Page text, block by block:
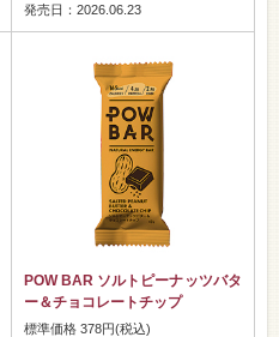
発売日：2026.06.23
POW BAR ソルトピーナッツバタ
ー＆チョコレートチップ
標準価格 378円(税込)